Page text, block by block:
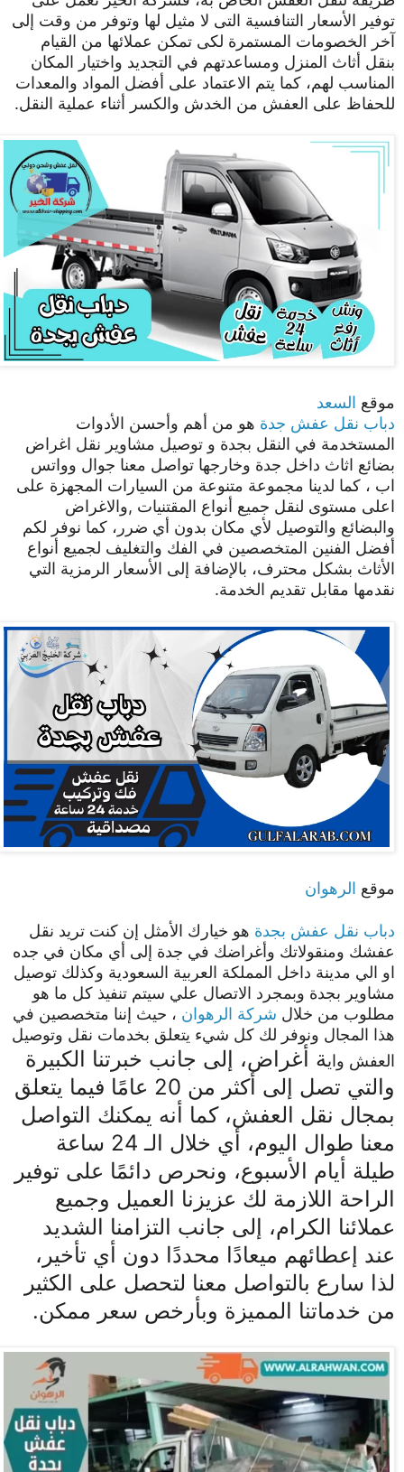
توفير الأسعار التنافسية التى لا مثيل لها وتوفر من وقت إلى
آخر الخصومات المستمرة لكى تمكن عملائها من القيام
بنقل أثاث المنزل ومساعدتهم في التجديد واختيار المكان
المناسب لهم، كما يتم الاعتماد على أفضل المواد والمعدات
للحفاظ على العفش من الخدش والكسر أثناء عملية النقل.
موقع السعد
دباب نقل عفش جدة هو من أهم وأحسن الأدوات
المستخدمة في النقل بجدة و توصيل مشاوير نقل اغراض
بضائع اثاث داخل جدة وخارجها تواصل معنا جوال وواتس
اب ، كما لدينا مجموعة متنوعة من السيارات المجهزة على
اعلى مستوى لنقل جميع أنواع المقتنيات ,والاغراض
والبضائع والتوصيل لأي مكان بدون أي ضرر، كما نوفر لكم
أفضل الفنين المتخصصين في الفك والتغليف لجميع أنواع
الأثاث بشكل محترف، بالإضافة إلى الأسعار الرمزية التي
نقدمها مقابل تقديم الخدمة.
موقع الرهوان
دباب نقل عفش بجدة هو خيارك الأمثل إن كنت تريد نقل
عفشك ومنقولاتك وأغراضك في جدة إلى أي مكان في جده
او الي مدينة داخل المملكة العربية السعودية وكذلك توصيل
مشاوير بجدة وبمجرد الاتصال علي سيتم تنفيذ كل ما هو
مطلوب من خلال شركة الرهوان ، حيث إننا متخصصين في
هذا المجال ونوفر لك كل شيء يتعلق بخدمات نقل وتوصيل
العفش واية أغراض، إلى جانب خبرتنا الكبيرة
والتي تصل إلى أكثر من 20 عامًا فيما يتعلق
بمجال نقل العفش، كما أنه يمكنك التواصل
معنا طوال اليوم، أي خلال الـ 24 ساعة
طيلة أيام الأسبوع، ونحرص دائمًا على توفير
الراحة اللازمة لك عزيزنا العميل وجميع
عملائنا الكرام، إلى جانب التزامنا الشديد
عند إعطائهم ميعادًا محددًا دون أي تأخير،
لذا سارع بالتواصل معنا لتحصل على الكثير
من خدماتنا المميزة وبأرخص سعر ممكن.